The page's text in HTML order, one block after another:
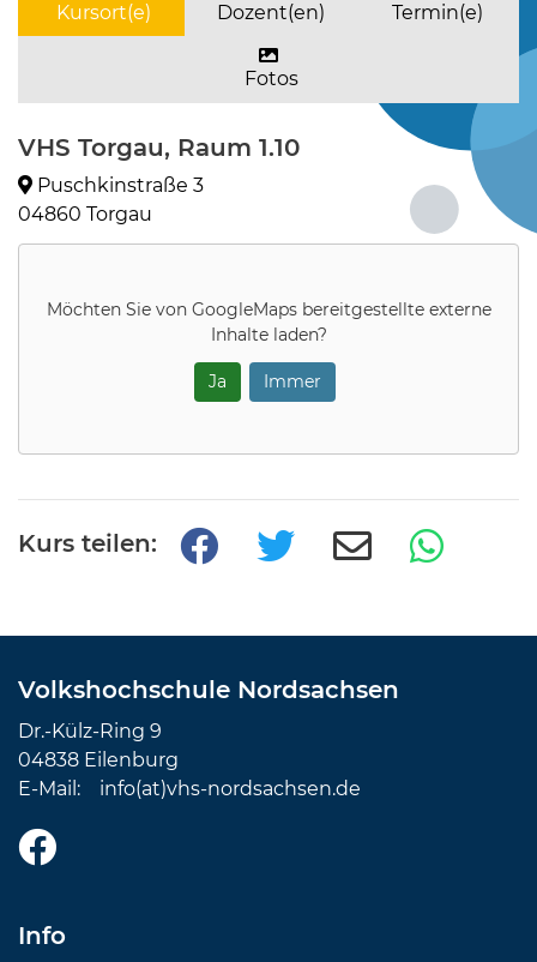
Kursort(e) Dozent(en) Termin(e)
Fotos
VHS Torgau, Raum 1.10
Puschkinstraße 3
04860 Torgau
Möchten Sie von GoogleMapsbereitgestellte externe
Inhalte laden?
Ja Immer
Kurs teilen:
Volkshochschule Nordsachsen
Dr.-Külz-Ring 9
04838 Eilenburg
E-Mail: info(at)vhs-nordsachsen.de
Info